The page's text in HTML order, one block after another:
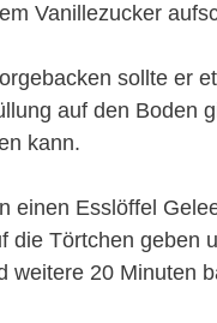
Vanillezucker
sollte er
auf den Boden
kann.
einen Esslöffel
die Törtchen geben
weitere 20 Minuten